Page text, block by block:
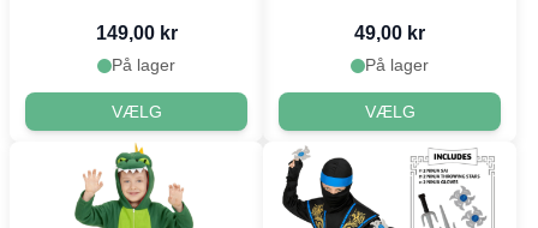
149,00 kr
På lager
VÆLG
49,00 kr
På lager
VÆLG